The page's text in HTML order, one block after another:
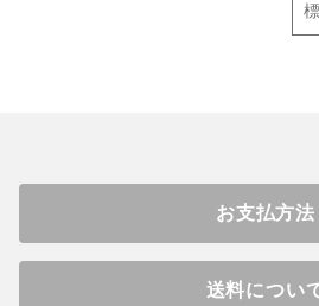
お支払方法
送料につい